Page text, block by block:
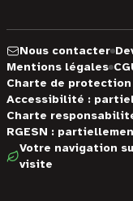
Nous contacter
Mentions légales
Charte de protection
Accessibilité :
Charte
RGESN :
Votre navigation
visite